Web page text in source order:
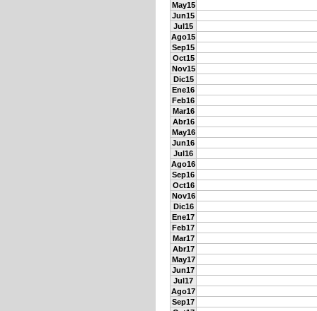
May15
Jun15
Jul15
Ago15
Sep15
Oct15
Nov15
Dic15
Ene16
Feb16
Mar16
Abr16
May16
Jun16
Jul16
Ago16
Sep16
Oct16
Nov16
Dic16
Ene17
Feb17
Mar17
Abr17
May17
Jun17
Jul17
Ago17
Sep17